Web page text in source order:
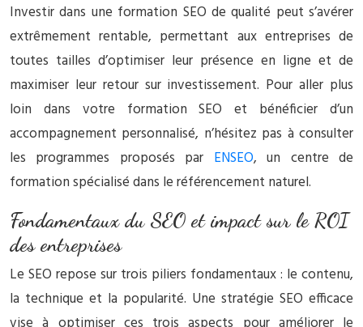
Investir dans une formation SEO de qualité peut s’avérer
extrêmement rentable, permettant aux entreprises de
toutes tailles d’optimiser leur présence en ligne et de
maximiser leur retour sur investissement. Pour aller plus
loin dans votre formation SEO et bénéficier d’un
accompagnement personnalisé, n’hésitez pas à consulter
les programmes proposés par ENSEO, un centre de
formation spécialisé dans le référencement naturel.
Fondamentaux du SEO et impact sur le ROI
des entreprises
Le SEO repose sur trois piliers fondamentaux : le contenu,
la technique et la popularité. Une stratégie SEO efficace